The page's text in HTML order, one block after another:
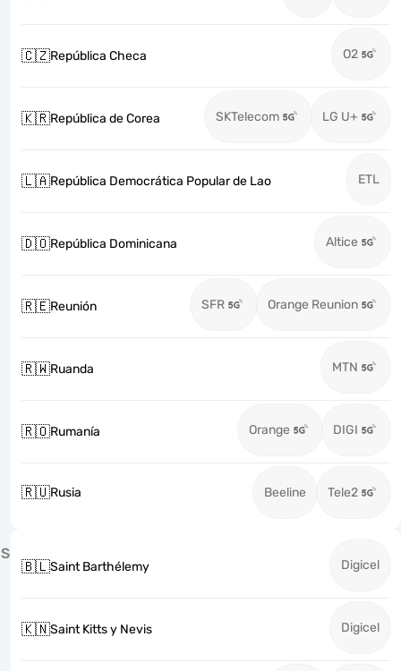
🇨🇿República Checa O2
🇰🇷República de Corea SKTelecom LG U+
🇱🇦República Democrática Popular de Lao ETL
🇩🇴República Dominicana Altice
🇷🇪Reunión SFR Orange Reunion
🇷🇼Ruanda MTN
🇷🇴Rumanía Orange DIGI
🇷🇺Rusia Beeline Tele2
S
🇧🇱Saint Barthélemy Digicel
🇰🇳Saint Kitts y Nevis Digicel